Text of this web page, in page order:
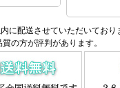
に配送させていただいてお
の方が評判があります。